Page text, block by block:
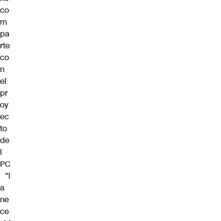
co
m
pa
rte
co
n
el
pr
oy
ec
to
de
l
PC
“l
a
ne
ce